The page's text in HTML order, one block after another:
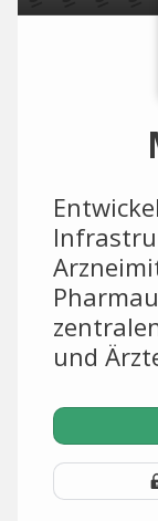
und